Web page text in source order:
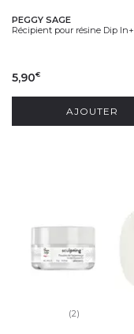
PEGGY SAGE
Récipient pour résine Dip In+
5,90€
AJOUTER
(2)